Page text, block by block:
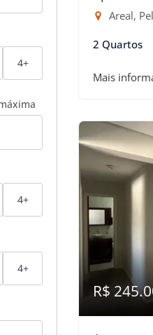
4+
4+
4+
Areal,
2 Quartos
Mais
R$